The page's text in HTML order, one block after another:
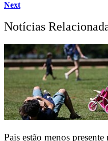
Next
Notícias
Pais estão menos